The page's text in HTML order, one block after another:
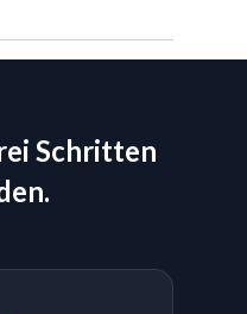
Schritten